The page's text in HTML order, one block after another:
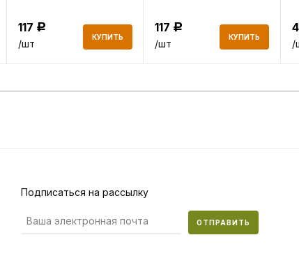
117 Р
/шт
КУПИТЬ
117 Р
/шт
КУПИТЬ
/
Подписаться на рассылку
ОТПРАВИТЬ